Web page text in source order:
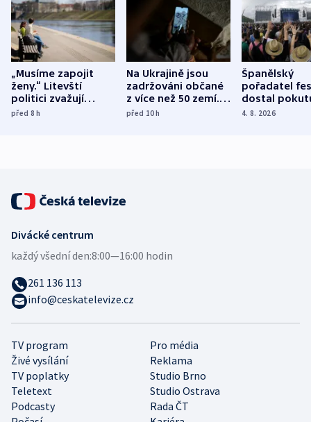
„Musíme zapojit
ženy.“ Litevští
politici zvažují
dohodu o
před 8h
Na Ukrajině jsou
zadržováni občané
z více než 50 zemí.
Bojovali na straně
před 10h
Španělský
pořadatel
dostal
nekalé
4. 8. 2026
TV program
Pro média
Živé vysílání
Reklama
TV poplatky
Studio Brno
Teletext
Studio Ostrava
Podcasty
Rada ČT
Divácké centrum
každý všední den:8:00—16:00 hodin
261 136 113
info@ceskatelevize.cz